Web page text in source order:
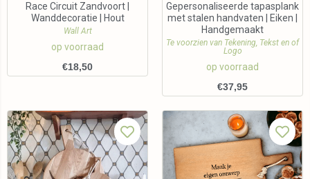
Race Circuit Zandvoort |
Wanddecoratie | Hout
Wall Art
op voorraad
€18,50
Gepersonaliseerde tapasplank
met stalen handvaten | Eiken |
Handgemaakt
Te voorzien van Tekening, Tekst en of
Logo
op voorraad
€37,95